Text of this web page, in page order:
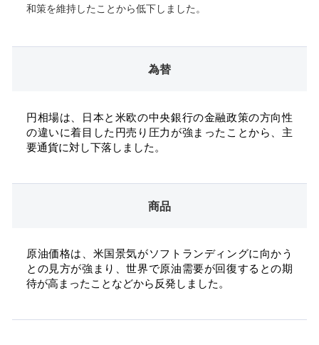
和策を維持したことから低下しました。
為替
円相場は、日本と米欧の中央銀行の金融政策の方向性
の違いに着目した円売り圧力が強まったことから、主
要通貨に対し下落しました。
商品
原油価格は
、米国景気がソフトランディングに向かう
との見方が強まり、世界で原油需要が回復するとの期
待が高まったことなどから反発しました。